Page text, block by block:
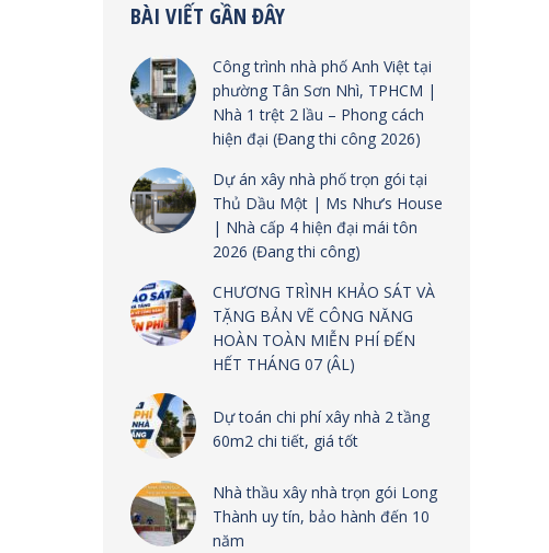
BÀI VIẾT GẦN ĐÂY
Công trình nhà phố Anh Việt tại
phường Tân Sơn Nhì, TPHCM |
Nhà 1 trệt 2 lầu – Phong cách
hiện đại (Đang thi công 2026)
Dự án xây nhà phố trọn gói tại
Thủ Dầu Một | Ms Như’s House
| Nhà cấp 4 hiện đại mái tôn
2026 (Đang thi công)
CHƯƠNG TRÌNH KHẢO SÁT VÀ
TẶNG BẢN VẼ CÔNG NĂNG
HOÀN TOÀN MIỄN PHÍ ĐẾN
HẾT THÁNG 07 (ÂL)
Dự toán chi phí xây nhà 2 tầng
60m2 chi tiết, giá tốt
Nhà thầu xây nhà trọn gói Long
Thành uy tín, bảo hành đến 10
năm